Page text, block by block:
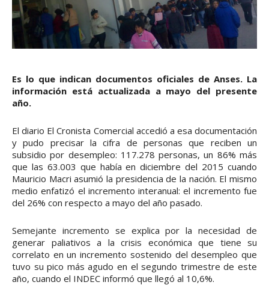
Es lo que indican documentos oficiales de Anses. La
información está actualizada a mayo del presente
año.
El diario El Cronista Comercial accedió a esa documentación
y pudo precisar la cifra de personas que reciben un
subsidio por desempleo: 117.278 personas, un 86% más
que las 63.003 que había en diciembre del 2015 cuando
Mauricio Macri asumió la presidencia de la nación. El mismo
medio enfatizó el incremento interanual: el incremento fue
del 26% con respecto a mayo del año pasado.
Semejante incremento se explica por la necesidad de
generar paliativos a la crisis económica que tiene su
correlato en un incremento sostenido del desempleo que
tuvo su pico más agudo en el segundo trimestre de este
año, cuando el INDEC informó que llegó al 10,6%.